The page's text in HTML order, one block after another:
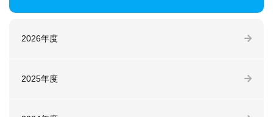
2026年度
2025年度